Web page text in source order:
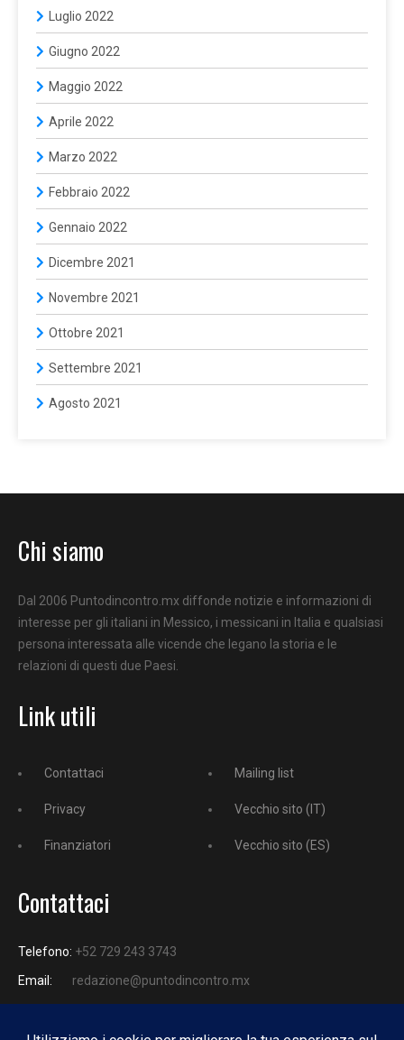
Luglio 2022
Giugno 2022
Maggio 2022
Aprile 2022
Marzo 2022
Febbraio 2022
Gennaio 2022
Dicembre 2021
Novembre 2021
Ottobre 2021
Settembre 2021
Agosto 2021
Chi siamo
Dal 2006 Puntodincontro.mx diffonde notizie e informazioni di
interesse per gli italiani in Messico, i messicani in Italia e qualsiasi
persona interessata alle vicende che legano la storia e le
relazioni di questi due Paesi.
Link utili
Contattaci
Privacy
Finanziatori
Mailing list
Vecchio sito (IT)
Vecchio sito (ES)
Contattaci
Telefono: +52 729 243 3743
Email:
redazione@puntodincontro.mx